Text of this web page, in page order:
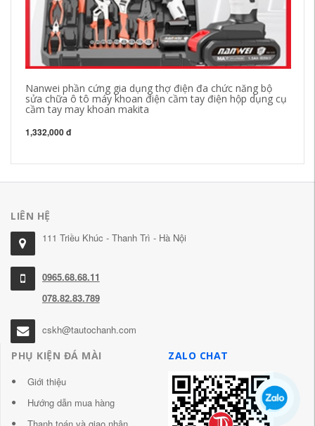
Nanwei phần cứng gia dụng thợ điện đa chức năng bộ
sửa chữa ô tô máy khoan điện cầm tay điện hộp dụng cụ
cầm tay may khoan makita
1,332,000 đ
LIÊN HỆ
111 Triều Khúc - Thanh Trì - Hà Nội
0965.68.68.11
078.82.83.789
cskh@tautochanh.com
PHỤ KIỆN ĐÁ MÀI
Giới thiệu
Hướng dẫn mua hàng
ZALO CHAT